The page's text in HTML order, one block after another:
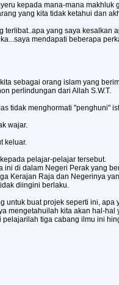
kepada mana-mana
yang kita tidak ketahui dan
yang saya
mendapati beberapa
sebagai orang islam yang
perlindungan dari Allah S.W.T.
tidak menghormati "penghuni"
wajar.
keluar.
pelajar-pelajar tersebut.
di dalam Negeri Perak yang
Kerajan Raja dan Negerinya
diingini berlaku.
buat projek seperti ini,
mengetahuilah kita akan hal-
tiga cabang ilmu ini